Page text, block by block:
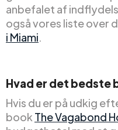
anbefalet af
også vores liste over
i Miami.
Hvad er det bedste
Hvis du er på udkig
book The Vagabond